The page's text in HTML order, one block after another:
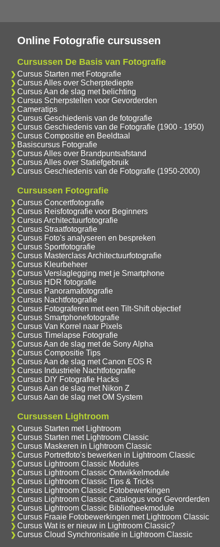
Online Fotografie cursussen
Cursussen De Basis van Fotografie
Cursus Starten met Fotografie
Cursus Alles over Scherptediepte
Cursus Aan de slag met belichting
Cursus Scherpstellen voor Gevorderden
Cameratips
Cursus Geschiedenis van de fotografie
Cursus Geschiedenis van de Fotografie (1900 - 1950)
Cursus Compositie en Beeldtaal
Basiscursus Fotografie
Cursus Alles over Brandpuntsafstand
Cursus Alles over Statiefgebruik
Cursus Geschiedenis van de Fotografie (1950-2000)
Cursussen Fotografie
Cursus Concertfotografie
Cursus Reisfotografie voor Beginners
Cursus Architectuurfotografie
Cursus Straatfotografie
Cursus Foto's analyseren en bespreken
Cursus Sportfotografie
Cursus Masterclass Architectuurfotografie
Cursus Kleurbeheer
Cursus Verslaglegging met je Smartphone
Cursus HDR fotografie
Cursus Panoramafotografie
Cursus Nachtfotografie
Cursus Fotograferen met een Tilt-Shift objectief
Cursus Smartphonefotografie
Cursus Van Korrel naar Pixels
Cursus Timelapse Fotografie
Cursus Aan de slag met de Sony Alpha
Cursus Compositie Tips
Cursus Aan de slag met Canon EOS R
Cursus Industriele Nachtfotografie
Cursus DIY Fotografie Hacks
Cursus Aan de slag met Nikon Z
Cursus Aan de slag met OM System
Cursussen Lightroom
Cursus Starten met Lightroom
Cursus Starten met Lightroom Classic
Cursus Maskeren in Lightroom Classic
Cursus Portretfoto's bewerken in Lightroom Classic
Cursus Lightroom Classic Modules
Cursus Lightroom Classic Ontwikkelmodule
Cursus Lightroom Classic Tips & Tricks
Cursus Lightroom Classic Fotobewerkingen
Cursus Lightroom Classic Catalogus voor Gevorderden
Cursus Lightroom Classic Bibliotheekmodule
Cursus Fraaie Fotobewerkingen met Lightroom Classic
Cursus Wat is er nieuw in Lightroom Classic?
Cursus Cloud Synchronisatie in Lightroom Classic